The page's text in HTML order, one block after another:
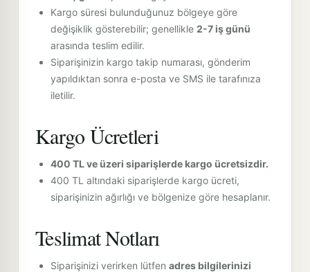
Kargo süresi bulunduğunuz bölgeye göre
değişiklik gösterebilir; genellikle 2-7 iş günü
arasında teslim edilir.
Siparişinizin kargo takip numarası, gönderim
yapıldıktan sonra e-posta ve SMS ile tarafınıza
iletilir.
Kargo Ücretleri
400 TL ve üzeri siparişlerde kargo ücretsizdir.
400 TL altındaki siparişlerde kargo ücreti,
siparişinizin ağırlığı ve bölgenize göre hesaplanır.
Teslimat Notları
Siparişinizi verirken lütfen adres bilgilerinizi